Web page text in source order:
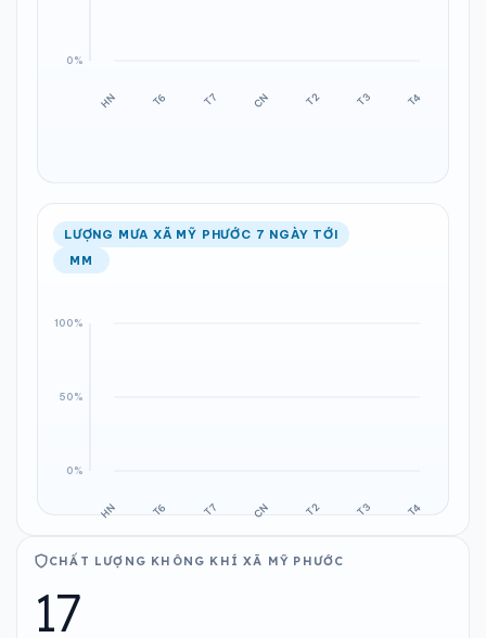
LƯỢNG MƯA XÃ MỸ PHƯỚC 7 NGÀY TỚI
MM
CHẤT LƯỢNG KHÔNG KHÍ XÃ MỸ PHƯỚC
17